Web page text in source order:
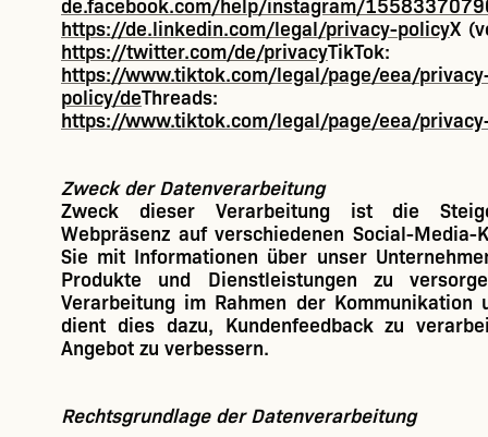
de.facebook.com/help/instagram/
https://de.linkedin.com/legal/privacy-policyX
https://twitter.com/de/privacyTikTok:
https://www.tiktok.com/legal/page/eea/
policy/deThreads:
https://www.tiktok.com/legal/page/eea/
Zweck der Datenverarbeitung
Zweck dieser Verarbeitung ist die
Webpräsenz auf verschiedenen Social-Media-
Sie mit Informationen über unser
Produkte und Dienstleistungen zu
Verarbeitung im Rahmen der Kommunikation
dient dies dazu, Kundenfeedback zu
Angebot zu verbessern.
Rechtsgrundlage der Datenverarbeitung